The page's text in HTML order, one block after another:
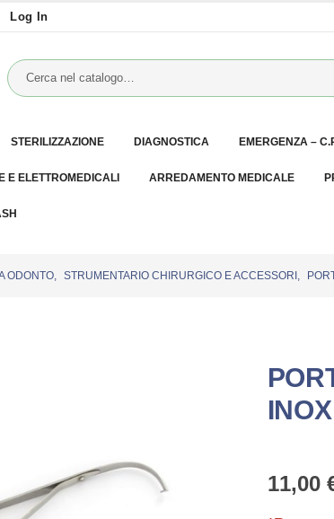
Log In
STERILIZZAZIONE DIAGNOSTICA EMERGENZA –
E ELETTROMEDICALI ARREDAMENTO MEDICALE
ODONTO STRUMENTARIO CHIRURGICO E ACCESSORI
11,00